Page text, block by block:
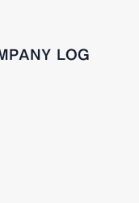
LOG